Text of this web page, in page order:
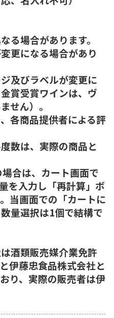
る場合があります。
更になる場合があり
及びラベルが変更に
賞受賞ワインは、ヴ
せん）。
各商品提供者による評
数は、実際の商品と
合は、カート画面で
を入力し「再計算」ボ
当画面での「カートに
量選択は1個で結構で
酒類販売媒介業免許
伊藤忠食品株式会社と
り、実際の販売者は伊